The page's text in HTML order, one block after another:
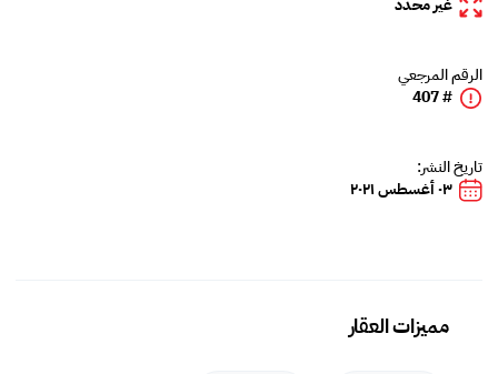
غير محدد
الرقم المرجعي
# 407
تاريخ النشر:
٠٣ أغسطس ٢٠٢١
مميزات العقار